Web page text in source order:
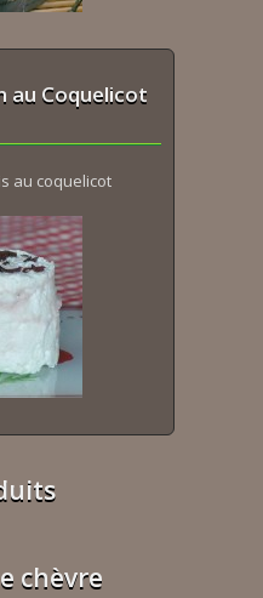
au Coquelicot
au coquelicot
chèvre